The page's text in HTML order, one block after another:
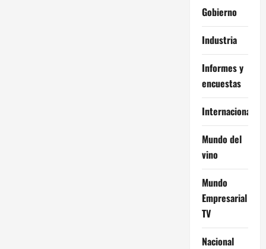
Gobierno
Industria
Informes y
encuestas
Internacional
Mundo del
vino
Mundo
Empresarial
TV
Nacional